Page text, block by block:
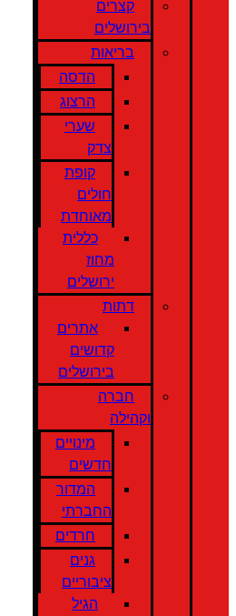
קצרים
בירושלים
בריאות
הדסה
הרצוג
שערי
צדק
קופת
חולים
מאוחדת
כללית
מחוז
ירושלים
דתות
אתרים
קדושים
בירושלים
חברה
וקהילה
מינויים
חדשים
המדור
החברתי
חרדים
גנים
ציבוריים
הגיל